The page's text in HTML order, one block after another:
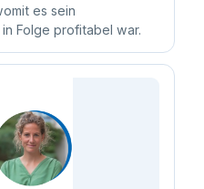
es sein
Folge profitabel war.